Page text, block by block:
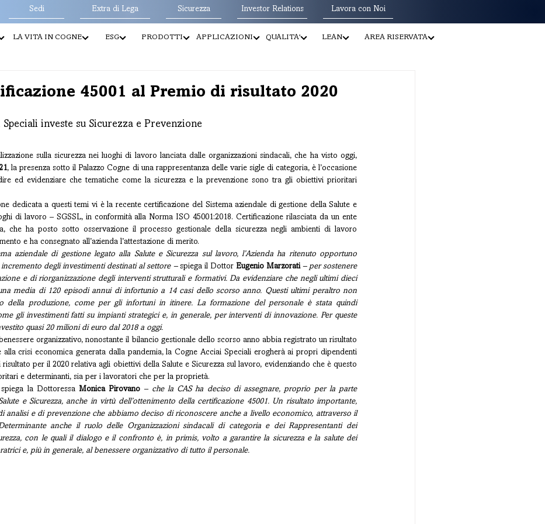
Sedi Extra di Lega Sicurezza Investor Relations Lavora con Noi
ESG PRODOTTI APPLICAZIONI QUALITA' LEAN AREA RISERVATA
LA VITA IN COGNE
45001 al Premio di risultato 2020
investe su Sicurezza e Prevenzione
, la presenza sotto il Palazzo Cogne di una rappresentanza delle varie sigle di categoria, è l’occasione
ed evidenziare che tematiche come la sicurezza e la prevenzione sono tra gli obiettivi prioritari
dedicata a questi temi vi è la recente certificazione del Sistema aziendale di gestione della Salute e
di lavoro – SGSSL, in conformità alla Norma ISO 45001:2018. Certificazione rilasciata da un ente
che ha posto sotto osservazione il processo gestionale della sicurezza negli ambienti di lavoro
e ha consegnato all’azienda l’attestazione di merito.
aziendale di gestione legato alla Salute e Sicurezza sul lavoro, l’Azienda ha ritenuto opportuno
degli investimenti destinati al settore – spiega il Dottor Eugenio Marzorati – per sostenere
e di riorganizzazione degli interventi strutturali e formativi. Da evidenziare che negli ultimi dieci
media di 120 episodi annui di infortunio a 14 casi dello scorso anno. Questi ultimi peraltro non
della produzione, come per gli infortuni in itinere. La formazione del personale è stata quindi
gli investimenti fatti su impianti strategici e, in generale, per interventi di innovazione. Per queste
quasi 20 milioni di euro dal 2018 a oggi.
organizzativo, nonostante il bilancio gestionale dello scorso anno abbia registrato un risultato
alla crisi economica generata dalla pandemia, la Cogne Acciai Speciali erogherà ai propri dipendenti
per il 2020 relativa agli obiettivi della Salute e Sicurezza sul lavoro, evidenziando che è questo
e determinanti, sia per i lavoratori che per la proprietà.
la Dottoressa Monica Pirovano – che la CAS ha deciso di assegnare, proprio per la parte
e Sicurezza, anche in virtù dell’ottenimento della certificazione 45001. Un risultato importante,
analisi e di prevenzione che abbiamo deciso di riconoscere anche a livello economico, attraverso il
anche il ruolo delle Organizzazioni sindacali di categoria e dei Rappresentanti dei
con le quali il dialogo e il confronto è, in primis, volto a garantire la sicurezza e la salute dei
e, più in generale, al benessere organizzativo di tutto il personale.